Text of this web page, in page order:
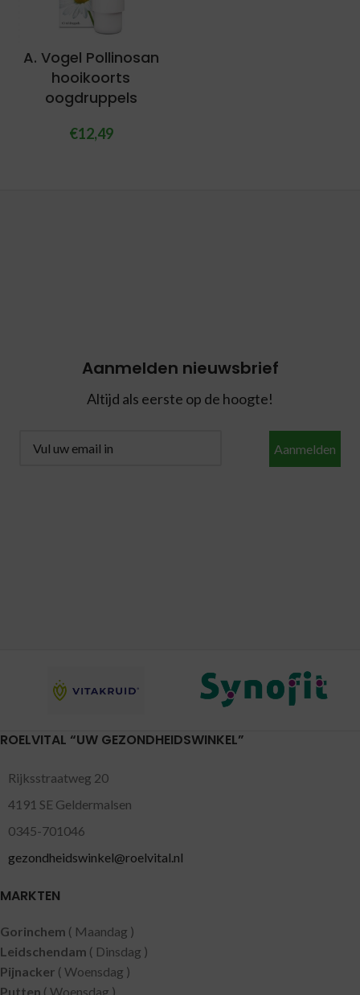
A. Vogel Pollinosan
hooikoorts
oogdruppels
€12,49
Aanmelden nieuwsbrief
Altijd als eerste op de hoogte!
Aanmelden
ROELVITAL “UW GEZONDHEIDSWINKEL”
Rijksstraatweg 20
4191 SE Geldermalsen
0345-701046
gezondheidswinkel@roelvital.nl
MARKTEN
Gorinchem ( Maandag )
Leidschendam ( Dinsdag )
Pijnacker ( Woensdag )
Putten ( Woensdag )